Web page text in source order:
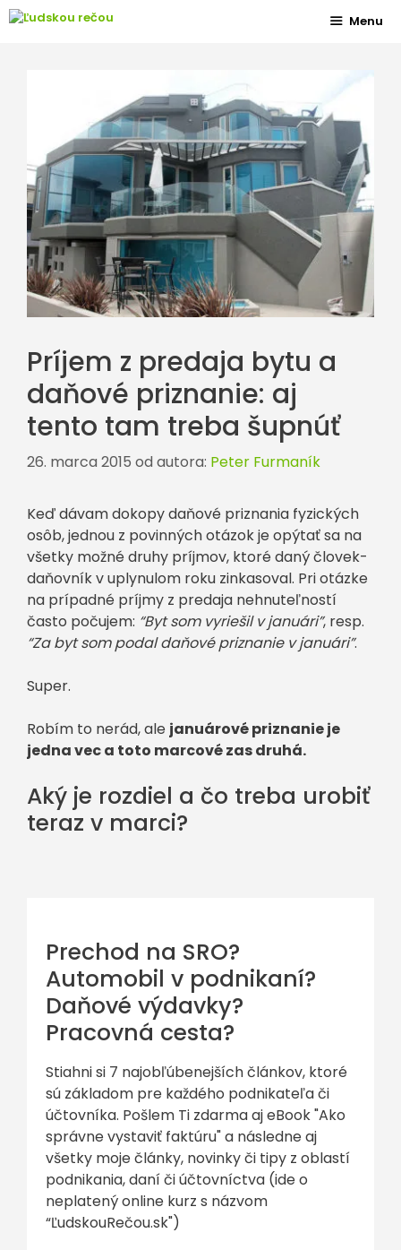
Preskočiť
Menu
Príjem z predaja bytu a
daňové priznanie: aj
tento tam treba šupnúť
26. marca 2015 od autora: Peter Furmaník
Keď dávam dokopy daňové priznania fyzických
osôb, jednou z povinných otázok je opýtať sa na
všetky možné druhy príjmov, ktoré daný človek-
daňovník v uplynulom roku zinkasoval. Pri otázke
na prípadné príjmy z predaja nehnuteľností
často počujem: “Byt som vyriešil v januári”, resp.
“Za byt som podal daňové priznanie v januári”.
Super.
Robím to nerád, ale januárové priznanie je
jedna vec a toto marcové zas druhá.
Aký je rozdiel a čo treba urobiť
teraz v marci?
Prechod na SRO?
Automobil v podnikaní?
Daňové výdavky?
Pracovná cesta?
Stiahni si 7 najobľúbenejších článkov, ktoré
sú základom pre každého podnikateľa či
účtovníka. Pošlem Ti zdarma aj eBook "Ako
správne vystaviť faktúru" a následne aj
všetky moje články, novinky či tipy z oblastí
podnikania, daní či účtovníctva (ide o
neplatený online kurz s názvom
“ĽudskouRečou.sk")